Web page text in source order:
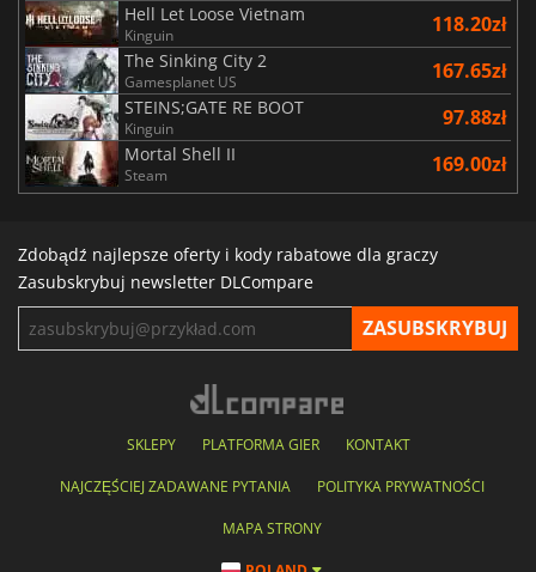
Hell Let Loose Vietnam
Kinguin 118.20zł
The Sinking City 2
Gamesplanet US 167.65zł
STEINS;GATE RE BOOT
Kinguin 97.88zł
Mortal Shell II
Steam 169.00zł
Zdobądź najlepsze oferty i kody rabatowe dla graczy
Zasubskrybuj newsletter DLCompare
SKLEPY PLATFORMA GIER KONTAKT
NAJCZĘŚCIEJ ZADAWANE PYTANIA POLITYKA PRYWATNOŚCI
MAPA STRONY